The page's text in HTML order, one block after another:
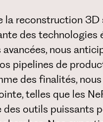
reconstruction 3D
des technologies
nous
pipelines de
des finalités,
telles que les
outils puissants